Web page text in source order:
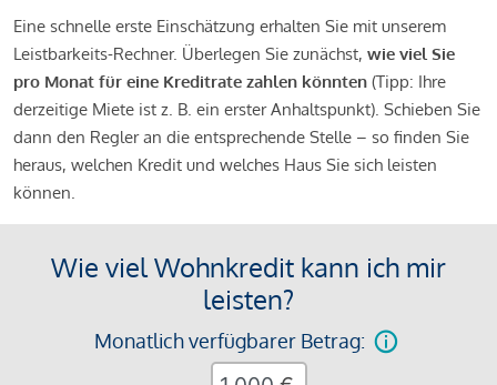
Eine schnelle erste Einschätzung erhalten Sie mit unserem
Leistbarkeits-Rechner. Überlegen Sie zunächst, wie viel Sie
pro Monat für eine Kreditrate zahlen könnten (Tipp: Ihre
derzeitige Miete ist z. B. ein erster Anhaltspunkt). Schieben Sie
dann den Regler an die entsprechende Stelle – so finden Sie
heraus, welchen Kredit und welches Haus Sie sich leisten
können.
Wie viel Wohnkredit kann ich mir
leisten?
Monatlich verfügbarer Betrag: